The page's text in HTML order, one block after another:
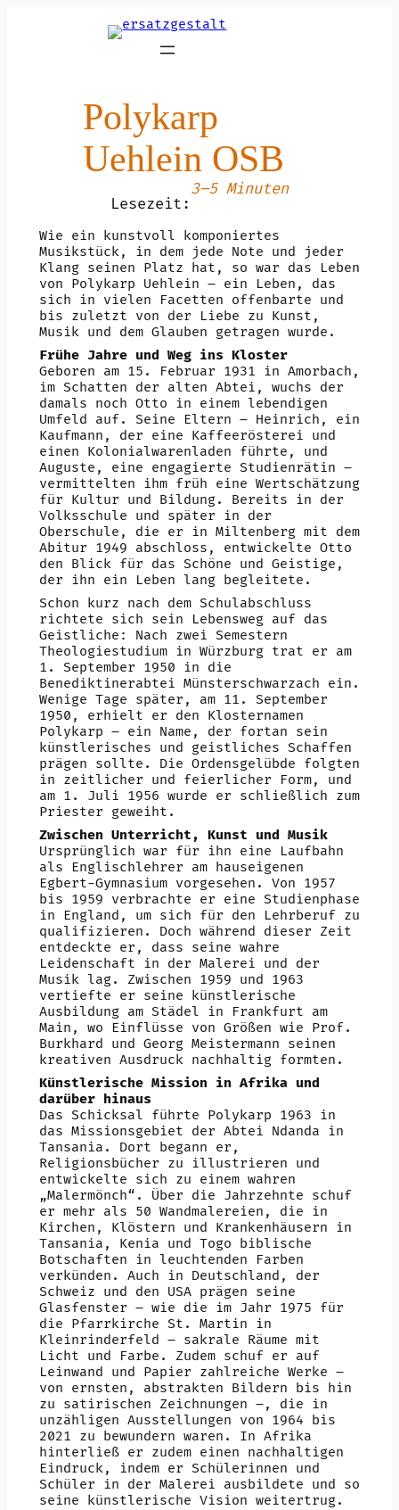
Polykarp
Uehlein OSB
Lesezeit:
3–5 Minuten
Wie ein kunstvoll komponiertes
Musikstück, in dem jede Note und jeder
Klang seinen Platz hat, so war das Leben
von Polykarp Uehlein – ein Leben, das
sich in vielen Facetten offenbarte und
bis zuletzt von der Liebe zu Kunst,
Musik und dem Glauben getragen wurde.
Frühe Jahre und Weg ins Kloster
Geboren am 15. Februar 1931 in Amorbach,
im Schatten der alten Abtei, wuchs der
damals noch Otto in einem lebendigen
Umfeld auf. Seine Eltern – Heinrich, ein
Kaufmann, der eine Kaffeerösterei und
einen Kolonialwarenladen führte, und
Auguste, eine engagierte Studienrätin –
vermittelten ihm früh eine Wertschätzung
für Kultur und Bildung. Bereits in der
Volksschule und später in der
Oberschule, die er in Miltenberg mit dem
Abitur 1949 abschloss, entwickelte Otto
den Blick für das Schöne und Geistige,
der ihn ein Leben lang begleitete.
Schon kurz nach dem Schulabschluss
richtete sich sein Lebensweg auf das
Geistliche: Nach zwei Semestern
Theologiestudium in Würzburg trat er am
1. September 1950 in die
Benediktinerabtei Münsterschwarzach ein.
Wenige Tage später, am 11. September
1950, erhielt er den Klosternamen
Polykarp – ein Name, der fortan sein
künstlerisches und geistliches Schaffen
prägen sollte. Die Ordensgelübde folgten
in zeitlicher und feierlicher Form, und
am 1. Juli 1956 wurde er schließlich zum
Priester geweiht.
Zwischen Unterricht, Kunst und Musik
Ursprünglich war für ihn eine Laufbahn
als Englischlehrer am hauseigenen
Egbert-Gymnasium vorgesehen. Von 1957
bis 1959 verbrachte er eine Studienphase
in England, um sich für den Lehrberuf zu
qualifizieren. Doch während dieser Zeit
entdeckte er, dass seine wahre
Leidenschaft in der Malerei und der
Musik lag. Zwischen 1959 und 1963
vertiefte er seine künstlerische
Ausbildung am Städel in Frankfurt am
Main, wo Einflüsse von Größen wie Prof.
Burkhard und Georg Meistermann seinen
kreativen Ausdruck nachhaltig formten.
Künstlerische Mission in Afrika und
darüber hinaus
Das Schicksal führte Polykarp 1963 in
das Missionsgebiet der Abtei Ndanda in
Tansania. Dort begann er,
Religionsbücher zu illustrieren und
entwickelte sich zu einem wahren
„Malermönch“. Über die Jahrzehnte schuf
er mehr als 50 Wandmalereien, die in
Kirchen, Klöstern und Krankenhäusern in
Tansania, Kenia und Togo biblische
Botschaften in leuchtenden Farben
verkünden. Auch in Deutschland, der
Schweiz und den USA prägen seine
Glasfenster – wie die im Jahr 1975 für
die Pfarrkirche St. Martin in
Kleinrinderfeld – sakrale Räume mit
Licht und Farbe. Zudem schuf er auf
Leinwand und Papier zahlreiche Werke –
von ernsten, abstrakten Bildern bis hin
zu satirischen Zeichnungen –, die in
unzähligen Ausstellungen von 1964 bis
2021 zu bewundern waren. In Afrika
hinterließ er zudem einen nachhaltigen
Eindruck, indem er Schülerinnen und
Schüler in der Malerei ausbildete und so
seine künstlerische Vision weitertrug.